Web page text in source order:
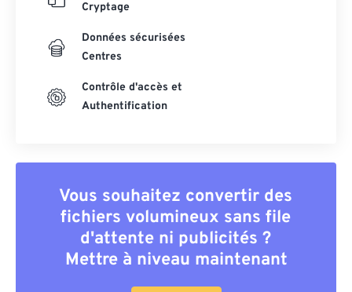
Cryptage
Données sécurisées
Centres
Contrôle d'accès et
Authentification
Vous souhaitez convertir des
fichiers volumineux sans file
d'attente ni publicités ?
Mettre à niveau maintenant